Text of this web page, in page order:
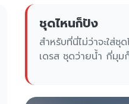
ชุดไหนก็ปัง
สำหรับที่นี่ไม่ว่าจะใส่
เดรส ชุดว่ายน้ำ กี่มุ